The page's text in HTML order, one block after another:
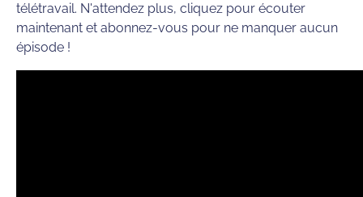
télétravail. N'attendez plus, cliquez pour écouter
maintenant et abonnez-vous pour ne manquer aucun
épisode !